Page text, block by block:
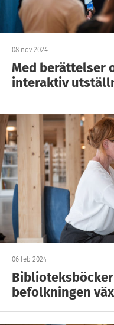
08 nov 2024
Med berättelser
interaktiv
06 feb 2024
befolkningen